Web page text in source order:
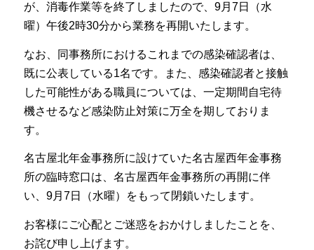
が、消毒作業等を終了しましたので、9月7日（水
曜）午後2時30分から業務を再開いたします。
なお、同事務所におけるこれまでの感染確認者は、
既に公表している1名です。また、感染確認者と接触
した可能性がある職員については、一定期間自宅待
機させるなど感染防止対策に万全を期しておりま
す。
名古屋北年金事務所に設けていた名古屋西年金事務
所の臨時窓口は、名古屋西年金事務所の再開に伴
い、9月7日（水曜）をもって閉鎖いたします。
お客様にご心配とご迷惑をおかけしましたことを、
お詫び申し上げます。